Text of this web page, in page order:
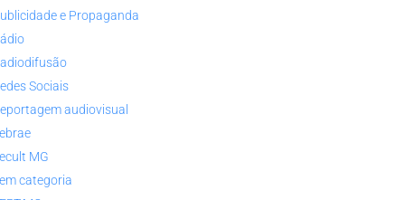
e Propaganda
Sociais
audiovisual
MG
categoria